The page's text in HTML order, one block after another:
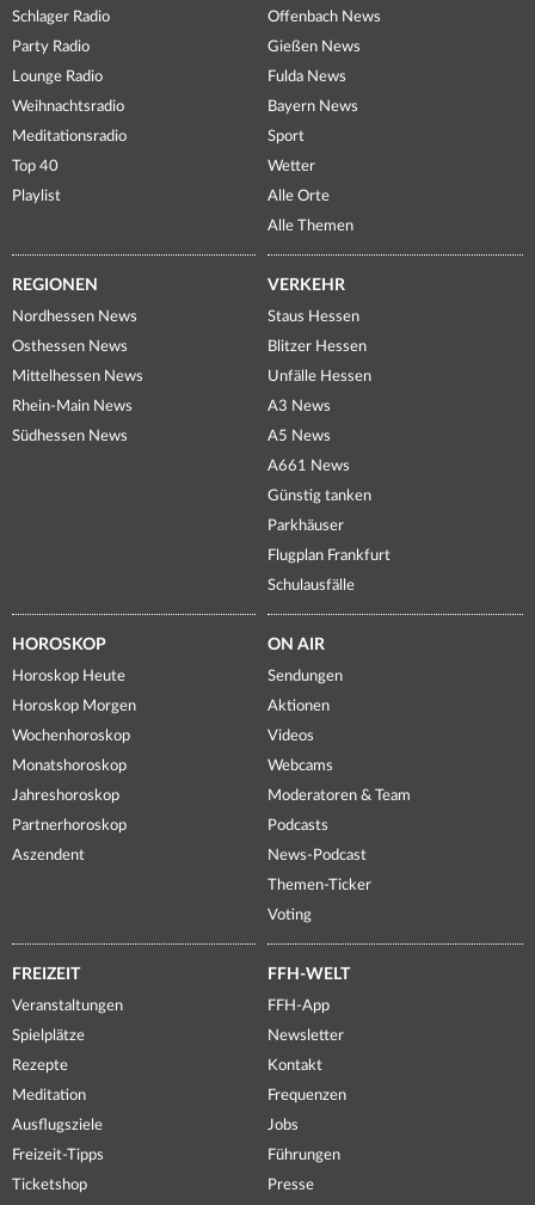
Schlager Radio
Party Radio
Lounge Radio
Weihnachtsradio
Meditationsradio
Top 40
Playlist
Offenbach News
Gießen News
Fulda News
Bayern News
Sport
Wetter
Alle Orte
Alle Themen
REGIONEN
Nordhessen News
Osthessen News
Mittelhessen News
Rhein-Main News
Südhessen News
VERKEHR
Staus Hessen
Blitzer Hessen
Unfälle Hessen
A3 News
A5 News
A661 News
Günstig tanken
Parkhäuser
Flugplan Frankfurt
Schulausfälle
HOROSKOP
Horoskop Heute
Horoskop Morgen
Wochenhoroskop
Monatshoroskop
Jahreshoroskop
Partnerhoroskop
Aszendent
ON AIR
Sendungen
Aktionen
Videos
Webcams
Moderatoren & Team
Podcasts
News-Podcast
Themen-Ticker
Voting
FREIZEIT
Veranstaltungen
Spielplätze
Rezepte
Meditation
Ausflugsziele
Freizeit-Tipps
Ticketshop
FFH-WELT
FFH-App
Newsletter
Kontakt
Frequenzen
Jobs
Führungen
Presse